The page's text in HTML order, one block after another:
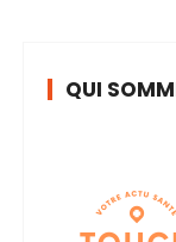
QUI